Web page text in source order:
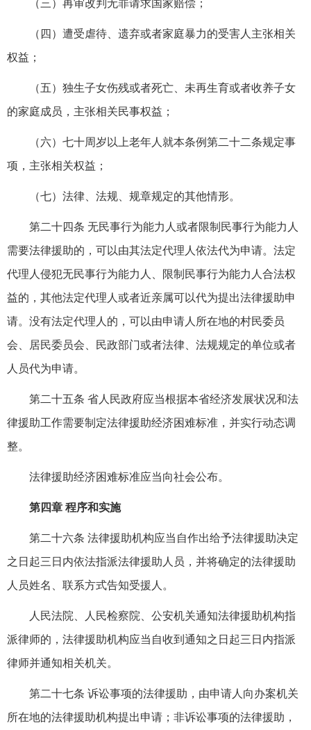
（三）再审改判无罪请求国家赔偿；
（四）遭受虐待、遗弃或者家庭暴力的受害人主张相关
权益；
（五）独生子女伤残或者死亡、未再生育或者收养子女
的家庭成员，主张相关民事权益；
（六）七十周岁以上老年人就本条例第二十二条规定事
项，主张相关权益；
（七）法律、法规、规章规定的其他情形。
第二十四条 无民事行为能力人或者限制民事行为能力人
需要法律援助的，可以由其法定代理人依法代为申请。法定
代理人侵犯无民事行为能力人、限制民事行为能力人合法权
益的，其他法定代理人或者近亲属可以代为提出法律援助申
请。没有法定代理人的，可以由申请人所在地的村民委员
会、居民委员会、民政部门或者法律、法规规定的单位或者
人员代为申请。
第二十五条 省人民政府应当根据本省经济发展状况和法
律援助工作需要制定法律援助经济困难标准，并实行动态调
整。
法律援助经济困难标准应当向社会公布。
第四章 程序和实施
第二十六条 法律援助机构应当自作出给予法律援助决定
之日起三日内依法指派法律援助人员，并将确定的法律援助
人员姓名、联系方式告知受援人。
人民法院、人民检察院、公安机关通知法律援助机构指
派律师的，法律援助机构应当自收到通知之日起三日内指派
律师并通知相关机关。
第二十七条 诉讼事项的法律援助，由申请人向办案机关
所在地的法律援助机构提出申请；非诉讼事项的法律援助，